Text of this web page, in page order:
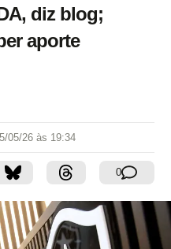
diz blog;
aporte
05/26 às 19:34
0